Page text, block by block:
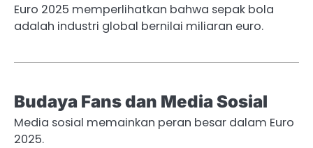
Euro 2025 memperlihatkan bahwa sepak bola
adalah industri global bernilai miliaran euro.
Budaya Fans dan Media Sosial
Media sosial memainkan peran besar dalam Euro
2025.